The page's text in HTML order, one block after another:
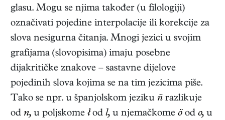
glasu. Mogu se njima također (u filologiji)
označivati pojedine interpolacije ili korekcije za
slova nesigurna čitanja. Mnogi jezici u svojim
grafijama (slovopisima) imaju posebne
dijakritičke znakove – sastavne dijelove
pojedinih slova kojima se na tim jezicima piše.
Tako se npr. u španjolskom jeziku ñ razlikuje
od n, u poljskome łod l, u njemačkome ö od o, u